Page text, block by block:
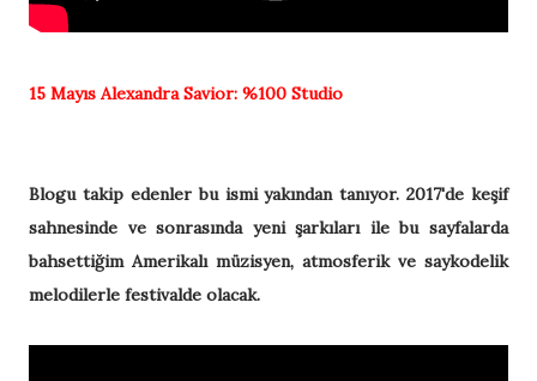
15 Mayıs Alexandra Savior: %100 Studio
Blogu takip edenler bu ismi yakından tanıyor. 2017'de keşif
sahnesinde ve sonrasında yeni şarkıları ile bu sayfalarda
bahsettiğim Amerikalı müzisyen, atmosferik ve saykodelik
melodilerle festivalde olacak.